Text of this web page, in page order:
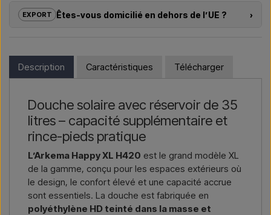
promoteurs immobiliers avec des
pour douches extérieures – du choix du modèle à la bonne
Vous souhaitez un
plus importante, contactez-nous – réponse rapide.
EXPORT Êtes-vous domicilié en dehors de l’UE ?
›
commander directement sur le webshop. En revanche, vous
pouvez nous contacter et recevoir un prix avec la livraison et,
Il vous suffit d’indiquer l’article qui vous intéresse (référence ou
lien vers l’article) ainsi que les adresses de facturation et de
livraison, et vous recevrez une offre.
Nous écrire → Nous appeler →
Description Caractéristiques Télécharger
Douche solaire avec réservoir de 35
litres – capacité supplémentaire et
rince-pieds pratique
L’Arkema Happy XL H420 est le grand modèle XL
de la gamme, conçu pour les espaces extérieurs où
le design, le confort élevé et une capacité accrue
sont essentiels. La douche est fabriquée en
polyéthylène HD teinté dans la masse et